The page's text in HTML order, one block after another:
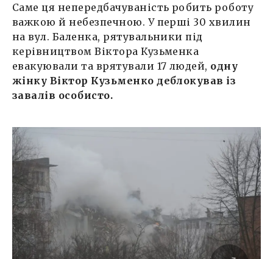
Саме ця непередбачуваність робить роботу
важкою й небезпечною. У перші 30 хвилин
на вул. Баленка, рятувальники під
керівництвом Віктора Кузьменка
евакуювали та врятували 17 людей, одну
жінку Віктор Кузьменко деблокував із
завалів особисто.